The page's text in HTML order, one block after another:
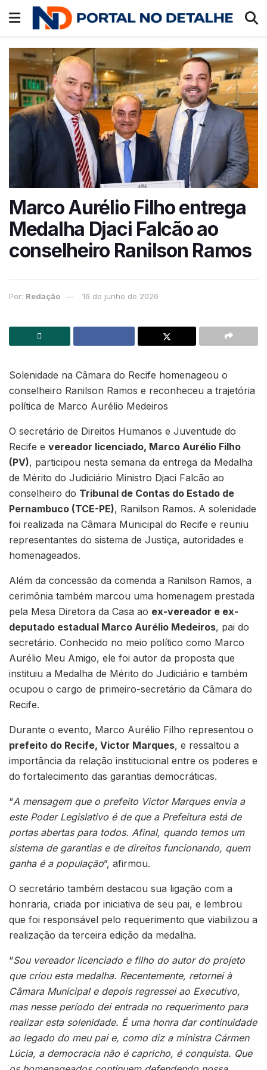
Marco Aurélio Filho entrega
Medalha Djaci Falcão ao
conselheiro Ranilson Ramos
Por: Redação 16 de junho de 2026
Solenidade na Câmara do Recife homenageou o
conselheiro Ranilson Ramos e reconheceu a trajetória
política de Marco Aurélio Medeiros
O secretário de Direitos Humanos e Juventude do
Recife e vereador licenciado, Marco Aurélio Filho
(PV), participou nesta semana da entrega da Medalha
de Mérito do Judiciário Ministro Djaci Falcão ao
conselheiro do Tribunal de Contas do Estado de
Pernambuco (TCE-PE), Ranilson Ramos. A solenidade
foi realizada na Câmara Municipal do Recife e reuniu
representantes do sistema de Justiça, autoridades e
homenageados.
Além da concessão da comenda a Ranilson Ramos, a
cerimônia também marcou uma homenagem prestada
pela Mesa Diretora da Casa ao ex-vereador e ex-
deputado estadual Marco Aurélio Medeiros, pai do
secretário. Conhecido no meio político como Marco
Aurélio Meu Amigo, ele foi autor da proposta que
instituiu a Medalha de Mérito do Judiciário e também
ocupou o cargo de primeiro-secretário da Câmara do
Recife.
Durante o evento, Marco Aurélio Filho representou o
prefeito do Recife, Victor Marques, e ressaltou a
importância da relação institucional entre os poderes e
do fortalecimento das garantias democráticas.
“A mensagem que o prefeito Victor Marques envia a
este Poder Legislativo é de que a Prefeitura está de
portas abertas para todos. Afinal, quando temos um
sistema de garantias e de direitos funcionando, quem
ganha é a população”, afirmou.
O secretário também destacou sua ligação com a
honraria, criada por iniciativa de seu pai, e lembrou
que foi responsável pelo requerimento que viabilizou a
realização da terceira edição da medalha.
“Sou vereador licenciado e filho do autor do projeto
que criou esta medalha. Recentemente, retornei à
Câmara Municipal e depois regressei ao Executivo,
mas nesse período dei entrada no requerimento para
realizar esta solenidade. É uma honra dar continuidade
ao legado do meu pai e, como diz a ministra Cármen
Lúcia, a democracia não é capricho, é conquista. Que